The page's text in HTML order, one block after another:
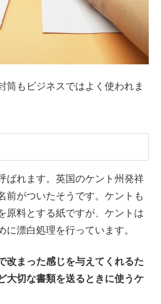
筒もビジネスではよく使われま
ばれます。英国のケント州発祥
前がついたそうです。ケントも
原料とする紙ですが、ケントは
に漂白処理を行っています。
改まった感じを与えてくれるた
大切な書類を送るときに使うケ